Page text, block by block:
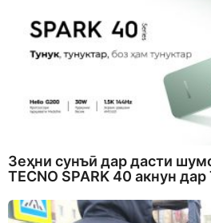
Зеҳни сунъӣ дар дасти
TECNO SPARK 40 акнун